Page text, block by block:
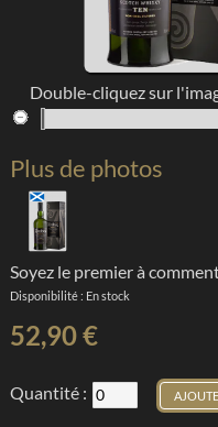
Double-cliquez sur
Plus de photos
Soyez le premier à
Disponibilité : En stock
52,90 €
Quantité :